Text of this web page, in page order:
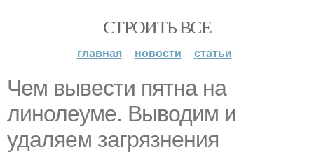
СТРОИТЬ ВСЕ
главная новости статьи
Чем вывести пятна на
линолеуме. Выводим и
удаляем загрязнения